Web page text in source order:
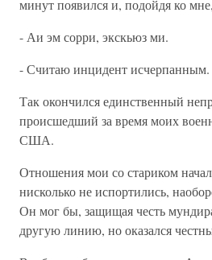
минут появился и, подойдя ко
- Аи эм сорри, экскьюз ми.
- Считаю инцидент исчерпанным.
Так окончился единственный
происшедший за время моих
США.
Отношения мои со стариком
нисколько не испортились,
Он мог бы, защищая честь
другую линию, но оказался